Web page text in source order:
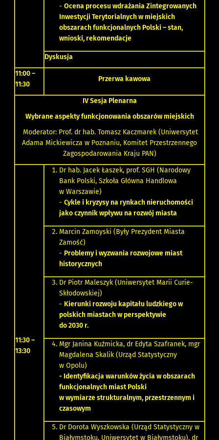
- Ocena procesu wdrażania Zintegrowanych
Inwestycji Terytorialnych w miejskich
obszarach funkcjonalnych Polski – stan,
wnioski, rekomendacje
Dyskusja
11:00 –
11:30
Przerwa kawowa
IV Sesja Plenarna
Wybrane aspekty funkcjonowania obszarów miejskich
Moderator: Prof. dr hab. Tomasz Kaczmarek (Uniwersytet
Adama Mickiewicza w Poznaniu, Komitet Przestrzennego
Zagospodarowania Kraju PAN)
11:30 –
13:30
Dr hab. Jacek Łaszek, prof. SGH (Narodowy
Bank Polski, Szkoła Główna Handlowa
w Warszawie)
- Cykle i kryzysy na rynkach nieruchomości
jako czynnik wpływu na rozwój miasta
Marcin Zamoyski (Były Prezydent Miasta
Zamość)
- Problemy i wyzwania rozwojowe miast
historycznych
Dr Piotr Maleszyk (Uniwersytet Marii Curie-
Skłodowskiej)
- Kierunki rozwoju kapitału ludzkiego w
polskich miastach w perspektywie
do 2030 r.
Mgr Janina Kuźmicka, dr Edyta Szafranek, mgr
Magdalena Skalik (Urząd Statystyczny
w Opolu)
- Identyfikacja warunków życia w obszarach
funkcjonalnych miast Polski
w wymiarze strukturalnym, przestrzennym i
czasowym
Dr Dorota Wyszkowska (Urząd Statystyczny w
Białymstoku, Uniwersytet w Białymstoku), dr